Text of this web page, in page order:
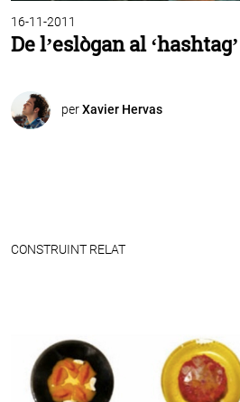
16-11-2011
De l’eslògan al ‘hashtag’
perXavier Hervas
CONSTRUINT RELAT